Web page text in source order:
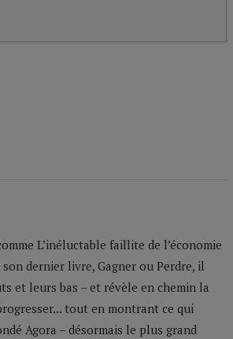
L’inéluctable faillite de l’économie
dernier livre, Gagner ou Perdre, il
et leurs bas – et révèle en chemin la
tout en montrant ce qui
Agora – désormais le plus grand